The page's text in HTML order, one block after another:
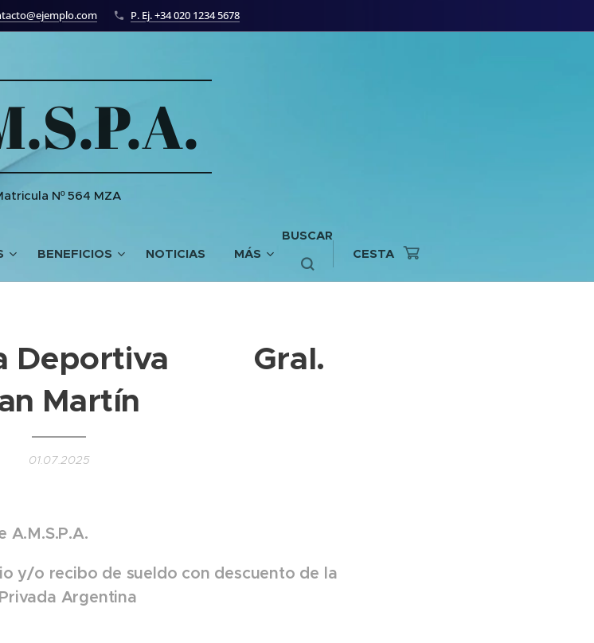
P. Ej. +34 020 1234 5678
Nº 564 MZA
BENEFICIOS NOTICIAS MÁS
BUSCAR
CESTA
Deportiva Gral.
Martín
01.07.2025
A.M.S.P.A.
y/o recibo de sueldo con descuento de la
Argentina